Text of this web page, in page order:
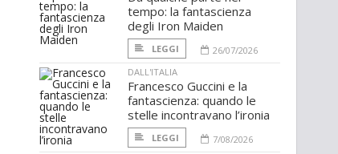
tempo: la fantascienza
degli Iron Maiden
LEGGI
26/07/2026
DALL'ITALIA
Francesco Guccini e la
fantascienza: quando le
stelle incontravano l’ironia
LEGGI
7/08/2026